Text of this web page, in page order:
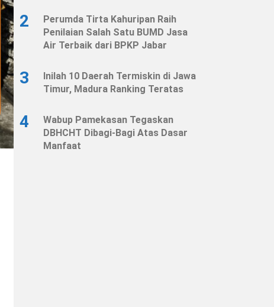
2
Perumda Tirta Kahuripan Raih
Penilaian Salah Satu BUMD Jasa
Air Terbaik dari BPKP Jabar
3
Inilah 10 Daerah Termiskin di Jawa
Timur, Madura Ranking Teratas
4
Wabup Pamekasan Tegaskan
DBHCHT Dibagi-Bagi Atas Dasar
Manfaat